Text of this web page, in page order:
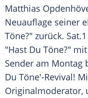
Matthias
Neuauflage seiner
Töne?" zurück.
"Hast Du Töne?" mit
Sender am Montag
Du Töne'-Revival!
Originalmoderator,